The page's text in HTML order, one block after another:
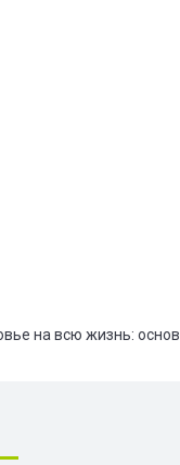
на всю жизнь: